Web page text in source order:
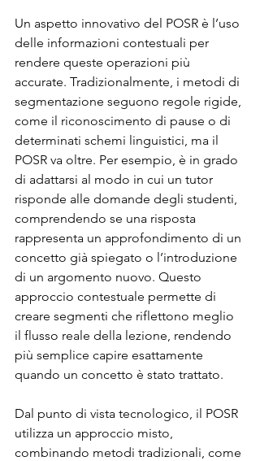
Un aspetto innovativo del POSR è l’uso
delle informazioni contestuali per
rendere queste operazioni più
accurate. Tradizionalmente, i metodi di
segmentazione seguono regole rigide,
come il riconoscimento di pause o di
determinati schemi linguistici, ma il
POSR va oltre. Per esempio, è in grado
di adattarsi al modo in cui un tutor
risponde alle domande degli studenti,
comprendendo se una risposta
rappresenta un approfondimento di un
concetto già spiegato o l’introduzione
di un argomento nuovo. Questo
approccio contestuale permette di
creare segmenti che riflettono meglio
il flusso reale della lezione, rendendo
più semplice capire esattamente
quando un concetto è stato trattato.
Dal punto di vista tecnologico, il POSR
utilizza un approccio misto,
combinando metodi tradizionali, come